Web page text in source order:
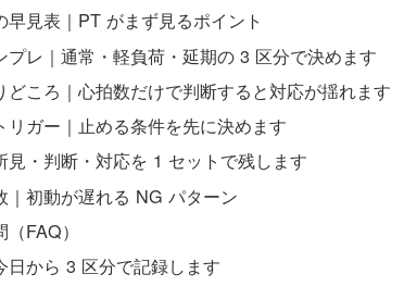
早見表｜PT がまず見るポイント
プレ｜通常・軽負荷・延期の 3 区分で決めます
どころ｜心拍数だけで判断すると対応が揺れます
リガー｜止める条件を先に決めます
見・判断・対応を 1 セットで残します
｜初動が遅れる NG パターン
FAQ）
日から 3 区分で記録します